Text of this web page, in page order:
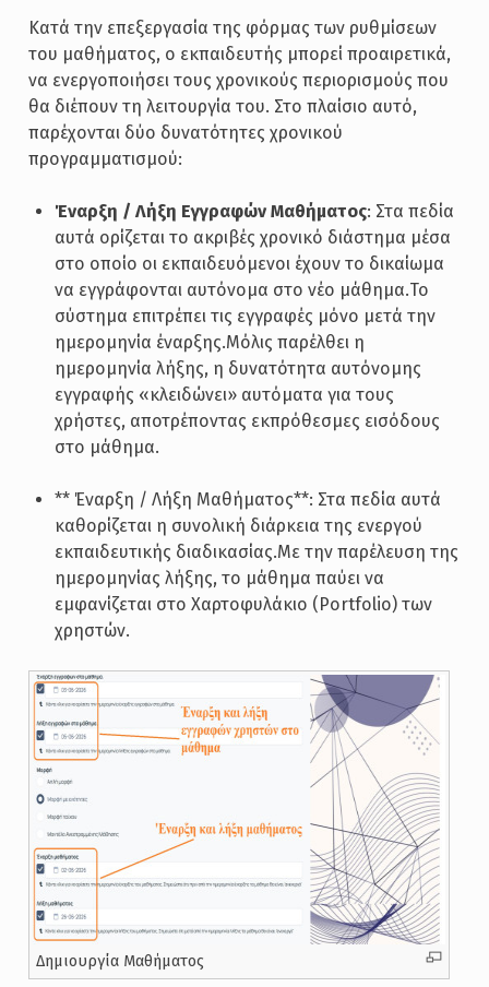
Κατά την επεξεργασία της φόρμας των ρυθμίσεων
του μαθήματος, ο εκπαιδευτής μπορεί προαιρετικά,
να ενεργοποιήσει τους χρονικούς περιορισμούς που
θα διέπουν τη λειτουργία του. Στο πλαίσιο αυτό,
παρέχονται δύο δυνατότητες χρονικού
προγραμματισμού:
Έναρξη / Λήξη Εγγραφών Μαθήματος: Στα πεδία
αυτά ορίζεται το ακριβές χρονικό διάστημα μέσα
στο οποίο οι εκπαιδευόμενοι έχουν το δικαίωμα
να εγγράφονται αυτόνομα στο νέο μάθημα.Το
σύστημα επιτρέπει τις εγγραφές μόνο μετά την
ημερομηνία έναρξης.Μόλις παρέλθει η
ημερομηνία λήξης, η δυνατότητα αυτόνομης
εγγραφής «κλειδώνει» αυτόματα για τους
χρήστες, αποτρέποντας εκπρόθεσμες εισόδους
στο μάθημα.
** Έναρξη / Λήξη Μαθήματος**: Στα πεδία αυτά
καθορίζεται η συνολική διάρκεια της ενεργού
εκπαιδευτικής διαδικασίας.Με την παρέλευση της
ημερομηνίας λήξης, το μάθημα παύει να
εμφανίζεται στο Χαρτοφυλάκιο (Portfolio) των
χρηστών.
Δημιουργία Μαθήματος